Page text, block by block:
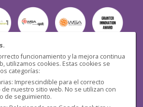
funcionamiento y la mejora continua
utilizamos cookies. Estas cookies se
categorías:
Imprescindible para el correcto
nuestro sitio web. No se utilizan con
de seguimiento.
Seguridad